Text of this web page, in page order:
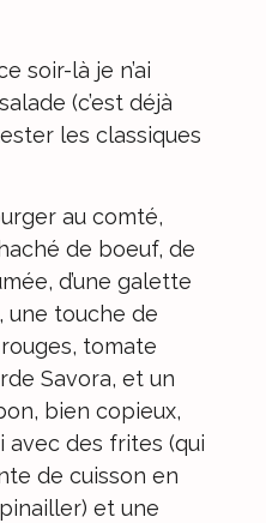
soir-là je n’ai
(c’est déjà
les classiques
au comté,
de boeuf, de
d’une galette
une touche de
tomate
Savora, et un
bien copieux,
avec des frites (qui
de cuisson en
et une